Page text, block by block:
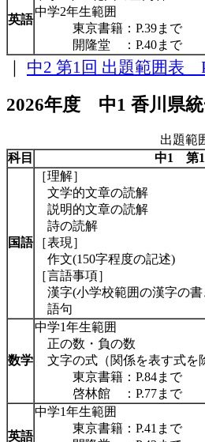
英語
中学2年生範囲
東京書籍：P.39まで
開隆堂 ：P.40まで
｜ 中2 第1回 出題範囲表
2026年度 中1 香川県
出題範
科目
中1 第1
国語
［理解］
文学的文章の読解
説明的文章の読解
詩の読解
［表現］
作文(150字程度の記述)
［言語事項］
漢字(小学校範囲の漢字の書
語句
数学
中学1年生範囲
正の数・負の数
文字の式（関係を表す式を
東京書籍：P.84まで
啓林館 ：P.77まで
英語
中学1年生範囲
東京書籍：P.41まで